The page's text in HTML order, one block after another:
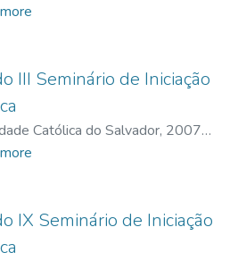
Universidade Católica do
III Seminário de Iniciação
Católica do Salvador, 2007-
Universidade Católica do
IX Seminário de Iniciação